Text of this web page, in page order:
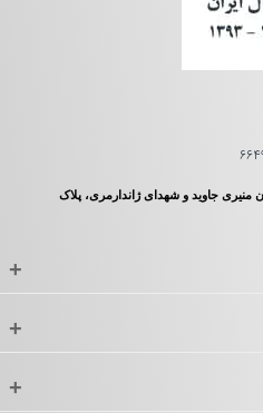
منیری جاوید و شهدای ژاندارمری، پلاک
+
+
+